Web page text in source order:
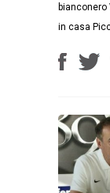
in casa